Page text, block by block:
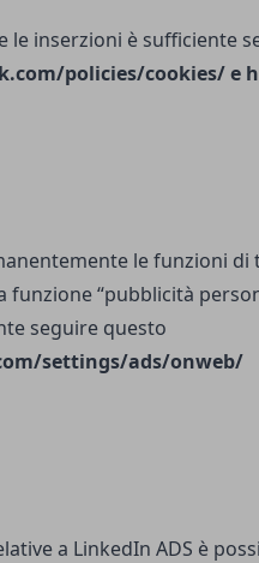
le inserzioni è sufficiente
policies/cookies/e
le funzioni di
“pubblicità
seguire questo
settings/ads/onweb/
a LinkedIn ADS è